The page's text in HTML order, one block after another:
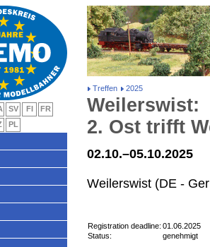
Treffen 2025
Weilerswist:
2. Ost trifft
02.10.–05.10.2025
Weilerswist (DE -
Registration deadline: 01.06.2025
Status:
genehmigt
SV FI
FR
PL